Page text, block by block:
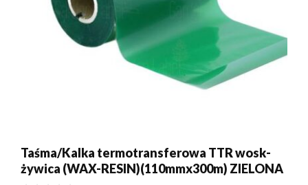
Taśma/Kalka termotransferowa TTR wosk-
żywica (WAX-RESIN)(110mmx300m) ZIELONA